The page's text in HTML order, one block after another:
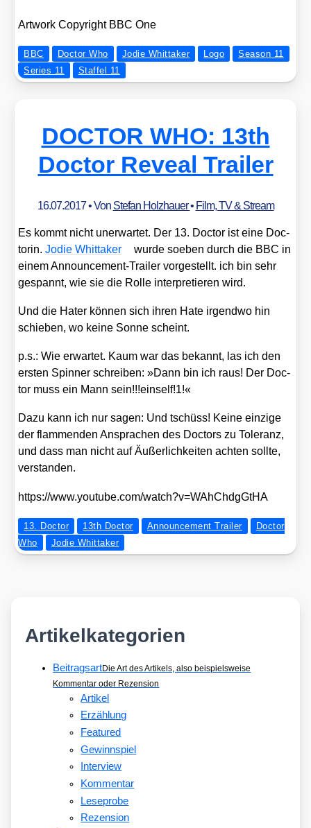
Art­work Copy­right BBC One
BBC Doctor Who Jodie Whittaker Logo
Season 11
Series 11
Staffel 11
DOCTOR WHO: 13th
Doctor Reveal Trailer
16.07.2017• Von Stefan Holzhauer• Film, TV & Stream
Es kommt nicht uner­war­tet. Der 13. Doc­tor ist eine Doc­
to­rin.Jodie Whit­taker
wur­de soeben durch die BBC in
einem Announce­ment-Trai­ler vor­ge­stellt. ich bin sehr
gespannt, wie sie die Rol­le inter­pre­tie­ren wird.
Und die Hater kön­nen sich ihren Hate irgend­wo hin
schie­ben, wo kei­ne Son­ne scheint.
p.s.: Wie erwar­tet. Kaum war das bekannt, las ich den
ers­ten Spin­ner schrei­ben: »Dann bin ich raus! Der Doc­
tor muss ein Mann sein!!!einself!1!«
Dazu kann ich nur sagen: Und tschüss! Kei­ne ein­zi­ge
der flam­men­den Anspra­chen des Doc­tors zu Tole­ranz,
und dass man nicht auf Äußer­lich­kei­ten ach­ten soll­te,
ver­stan­den.
https://​www​.you​tube​.com/​w​a​t​c​h​?​v​=​W​A​h​C​h​d​g​G​tHA
13. Doctor 13th Doctor Announcement Trailer
Doctor
Who
Jodie Whittaker
Artikelkategorien
BeitragsartDie Art des Artikels, also beispielsweise
Kommentar oder Rezension
Artikel
Erzählung
Featured
Gewinnspiel
Interview
Kommentar
Leseprobe
Rezension